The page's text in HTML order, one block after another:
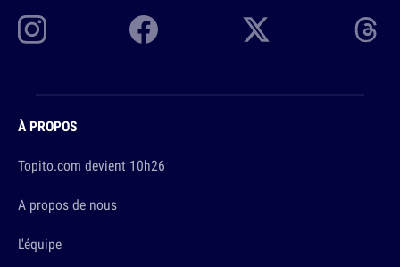
À PROPOS
Topito.com devient 10h26
A propos de nous
L'équipe